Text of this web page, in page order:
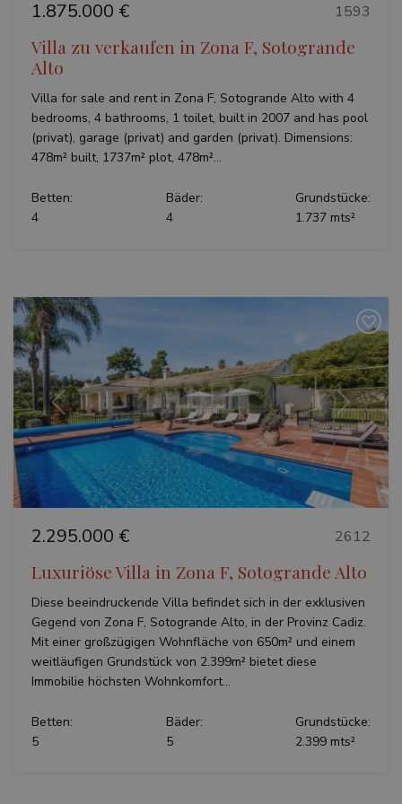
1.875.000 € 1593
Villa zu verkaufen in Zona F, Sotogrande
Alto
Villa for sale and rent in Zona F, Sotogrande Alto with 4
bedrooms, 4 bathrooms, 1 toilet, built in 2007 and has pool
(privat), garage (privat) and garden (privat). Dimensions:
478m² built, 1737m² plot, 478m²...
Betten:
4
Bäder:
4
Grundstücke:
1.737 mts²
Vorherige Weiter
2.295.000 € 2612
Luxuriöse Villa in Zona F, Sotogrande Alto
Diese beeindruckende Villa befindet sich in der exklusiven
Gegend von Zona F, Sotogrande Alto, in der Provinz Cadiz.
Mit einer großzügigen Wohnfläche von 650m² und einem
weitläufigen Grundstück von 2.399m² bietet diese
Immobilie höchsten Wohnkomfort...
Betten:
5
Bäder:
5
Grundstücke:
2.399 mts²